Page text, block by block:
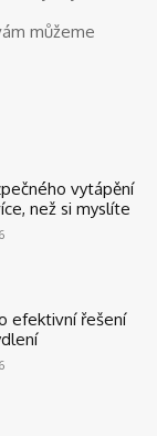
můžeme
vytápění
než si myslíte
efektivní řešení